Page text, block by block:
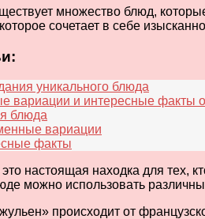
множество блюд,
сочетает в себе
уникального блюда
вариации и интересные факты
блюда
вариации
факты
настоящая находка для тех,
можно использовать
происходит от